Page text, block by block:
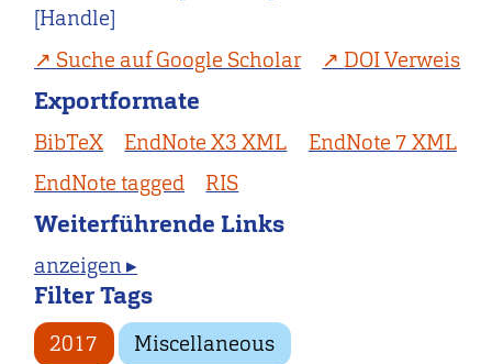
[Handle]
Suche auf Google Scholar
DOI Verweis
Exportformate
BibTeX EndNote X3 XML
EndNote 7 XML
EndNote tagged
RIS
Weiterführende Links
anzeigen ▸
Filter Tags
2017 Miscellaneous